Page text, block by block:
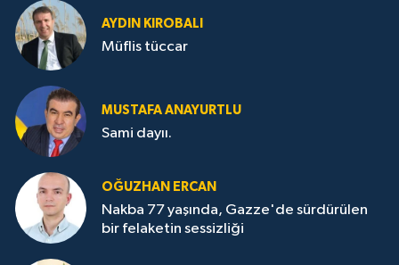
AYDIN KIROBALI
Müflis tüccar
MUSTAFA ANAYURTLU
Sami dayıı.
OĞUZHAN ERCAN
Nakba 77 yaşında, Gazze'de sürdürülen
bir felaketin sessizliği